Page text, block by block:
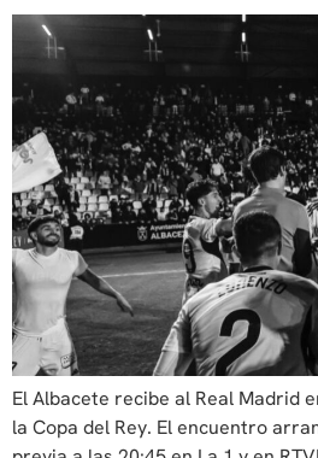
El Albacete recibe al Real Madrid
la Copa del Rey. El encuentro